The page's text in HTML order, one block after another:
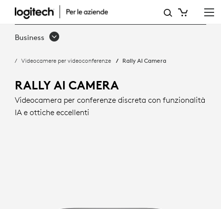
RALLY
AI
INQUADRATURA
INTELLIGENTE
Business
Videocamere per videoconferenze Rally AI Camera
RALLY AI CAMERA
Videocamera per conferenze discreta con funzionalità
IA e ottiche eccellenti